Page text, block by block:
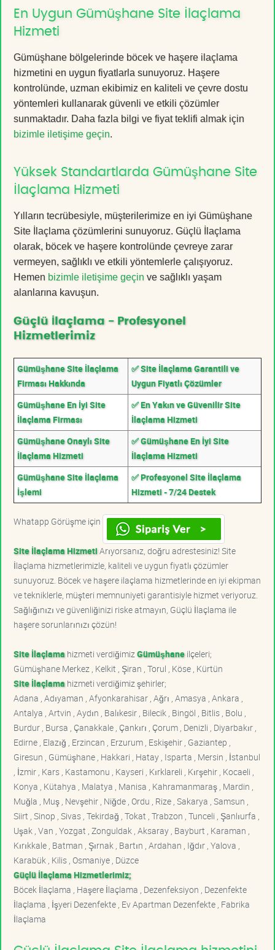
En Uygun Gümüşhane Site İlaçlama
Hizmeti
Gümüşhane bölgelerinde böcek ve haşere ilaçlama
hizmetini en uygun fiyatlarla sunuyoruz. Haşere
kontrolünde, uzman ekibimiz en kaliteli ve çevre dostu
yöntemleri kullanarak güvenli ve etkili çözümler
sunmaktadır. Daha fazla bilgi ve fiyat teklifi almak için
bizimle iletişime geçin.
Yüksek Standartlarda Gümüşhane Site
İlaçlama Hizmeti
Yılların tecrübesiyle, müşterilerimize en iyi Gümüşhane
Site İlaçlama çözümlerini sunuyoruz. Güçlü İlaçlama
olarak, böcek ve haşere kontrolünde çevreye zarar
vermeyen, sağlıklı ve etkili yöntemlerle çalışıyoruz.
Hemen bizimle iletişime geçin ve sağlıklı yaşam
alanlarına kavuşun.
Güçlü İlaçlama - Profesyonel
Hizmetlerimiz
Gümüşhane Site İlaçlama
Firması Hakkında
✅ Site İlaçlama Garantili ve
Uygun Fiyatlı Çözümler
Gümüşhane En İyi Site
İlaçlama Firması
✅ En Yakın ve Güvenilir Site
İlaçlama Hizmeti
Gümüşhane Onaylı Site
İlaçlama Hizmeti
✅ Gümüşhane En İyi Site
İlaçlama Hizmeti
Gümüşhane Site İlaçlama
İşlemi
✅ Profesyonel Site İlaçlama
Hizmeti - 7/24 Destek
Whatapp Görüşme için
Site İlaçlama HizmetiArıyorsanız, doğru adrestesiniz! Site
İlaçlama hizmetlerimizle, kaliteli ve uygun fiyatlı çözümler
sunuyoruz. Böcek ve haşere ilaçlama hizmetlerinde en iyi ekipman
ve tekniklerle, müşteri memnuniyeti garantisiyle hizmet veriyoruz.
Sağlığınızı ve güvenliğinizi riske atmayın, Güçlü İlaçlama ile
haşere sorunlarınızı çözün!
Site İlaçlama hizmeti verdiğimiz Gümüşhaneilçeleri;
Gümüşhane Merkez , Kelkit , Şiran , Torul , Köse , Kürtün
Site İlaçlama hizmeti verdiğimiz şehirler;
Adana , Adıyaman , Afyonkarahisar , Ağrı , Amasya , Ankara ,
Antalya , Artvin , Aydın , Balıkesir , Bilecik , Bingöl , Bitlis , Bolu ,
Burdur , Bursa , Çanakkale , Çankırı , Çorum , Denizli , Diyarbakır ,
Edirne , Elazığ , Erzincan , Erzurum , Eskişehir , Gaziantep ,
Giresun , Gümüşhane , Hakkari , Hatay , Isparta , Mersin , İstanbul
, İzmir , Kars , Kastamonu , Kayseri , Kırklareli , Kırşehir , Kocaeli ,
Konya , Kütahya , Malatya , Manisa , Kahramanmaraş , Mardin ,
Muğla , Muş , Nevşehir , Niğde , Ordu , Rize , Sakarya , Samsun ,
Siirt , Sinop , Sivas , Tekirdağ , Tokat , Trabzon , Tunceli , Şanlıurfa ,
Uşak , Van , Yozgat , Zonguldak , Aksaray , Bayburt , Karaman ,
Kırıkkale , Batman , Şırnak , Bartın , Ardahan , Iğdır , Yalova ,
Karabük , Kilis , Osmaniye , Düzce
Güçlü İlaçlama Hizmetlerimiz;
Böcek İlaçlama , Haşere İlaçlama , Dezenfeksiyon , Dezenfekte
İlaçlama , İşyeri Dezenfekte , Ev Apartman Dezenfekte , Fabrika
İlaçlama